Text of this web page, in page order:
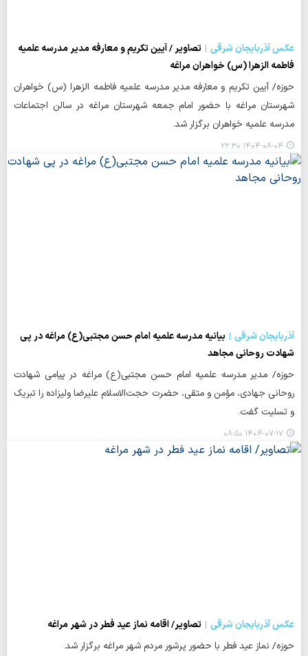
عکس آذربایجان شرقی
تصاویر / آیین تکریم و معارفه مدیر مدرسه علمیه
فاطمه الزهرا (س) خواهران مراغه
حوزه/ آیین تکریم و معارفه مدیر مدرسه علمیه فاطمه الزهرا (س) خواهران
شهرستان مراغه با حضور امام جمعه شهرستان مراغه در سالن اجتماعات
مدرسه علمیه خواهران برگزار شد.
۱۴۰۴-۰۸-۰۴ ۲۲:۳۰
آذربایجان شرقی
بیانیه مدرسه علمیه امام حسن مجتبی(ع) مراغه در پی
شهادت روحانی مجاهد
حوزه/ مدیر مدرسه علمیه امام حسن مجتبی(ع) مراغه در پیامی شهادت
روحانی جهادی، مؤمن و متقی، حضرت حجت‌الاسلام علیرضا ولیزاده را تبریک
و تسلیت گفت.
۱۴۰۴-۰۷-۱۷ ۰۸:۵۰
عکس آذربایجان شرقی
تصاویر/ اقامه نماز عید فطر در شهر مراغه
حوزه/ نماز عید فطر با حضور پرشور مردم شهر مراغه برگزار شد.